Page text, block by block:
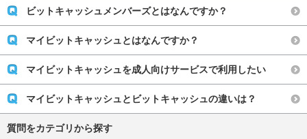
ビットキャッシュメンバーズとはなんですか？
マイビットキャッシュとはなんですか？
マイビットキャッシュを成人向けサービスで利用したい
マイビットキャッシュとビットキャッシュの違いは？
質問をカテゴリから探す